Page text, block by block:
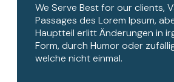
We Serve Best for our clients,
Passages des Lorem Ipsum,
Hauptteil erlitt Änderungen in
Form, durch Humor oder
welche nicht einmal.